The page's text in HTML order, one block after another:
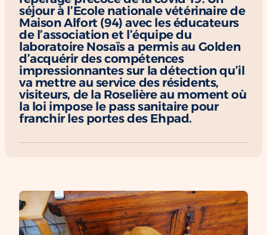
Chien d’assistance pour personne
épileptique
CHIENS À MISSION COLLECTIVE
Chien d’assistance d’accompagnement
social
Chien d’assistance à la réussite scolaire
Chien d’assistance judiciaire
Je deviens mécène ou partenaire
Ils nous soutiennent
Je m’engage / j’engage mes collaborateurs
Je lance une collecte
J’engage mes clients
séjour à l’Ecole nationale vétérinaire de
Maison Alfort (94) avec les éducateurs
de l’association et l’équipe du
laboratoire Nosaïs a permis au Golden
d’acquérir des compétences
impressionnantes sur la détection qu’il
va mettre au service des résidents,
visiteurs, de la Roselière au moment où
la loi impose le pass sanitaire pour
franchir les portes des Ehpad.